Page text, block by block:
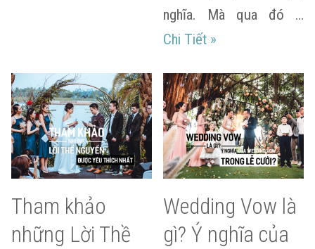
nghĩa. Mà qua đó …
Chi Tiết Ý nghĩa của kỷ
»
Tham khảo
những Lời Thề
Wedding Vow là
gì? Ý nghĩa của